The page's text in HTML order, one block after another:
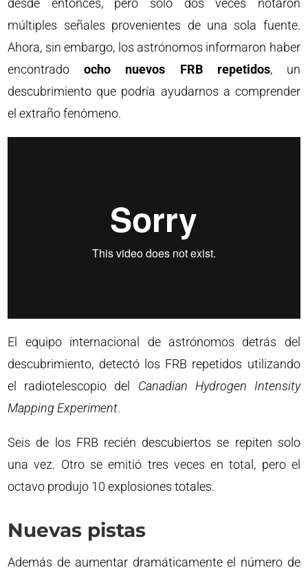
desde entonces, pero solo dos veces notaron
múltiples señales provenientes de una sola fuente.
Ahora, sin embargo, los astrónomos informaron haber
encontradoocho nuevos FRB repetidos, un
descubrimiento que podría ayudarnos a comprender
el extraño fenómeno.
El equipo internacional de astrónomos detrás del
descubrimiento, detectó los FRB repetidos utilizando
el radiotelescopio del Canadian Hydrogen Intensity
Mapping Experiment.
Seis de los FRB recién descubiertos se repiten solo
una vez. Otro se emitió tres veces en total, pero el
octavo produjo 10 explosiones totales.
Nuevas pistas
Además de aumentar dramáticamente el número de